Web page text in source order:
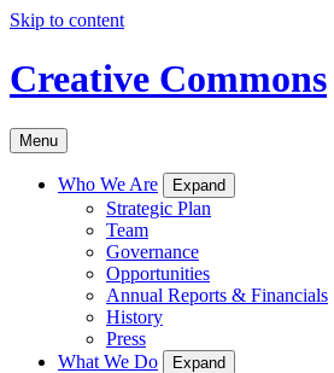
Skip to content
Creative Commons
Menu
Who We Are Expand
Strategic Plan
Team
Governance
Opportunities
Annual Reports & Financials
History
Press
What We Do
Expand